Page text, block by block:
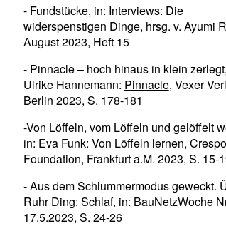
- Fundstücke, in: Interviews: Die
widerspenstigen Dinge, hrsg. v. Ayumi
August 2023, Heft 15
- Pinnacle – hoch hinaus in klein
Ulrike Hannemann: Pinnacle, Vexer
Berlin 2023, S. 178-181
-Von Löffeln, vom Löffeln und gelöffelt
in: Eva Funk: Von Löffeln lernen, Crespo
Foundation, Frankfurt a.M. 2023, S. 15-
- Aus dem Schlummermodus geweckt.
Ruhr Ding: Schlaf, in: BauNetzWoche
17.5.2023, S. 24-26